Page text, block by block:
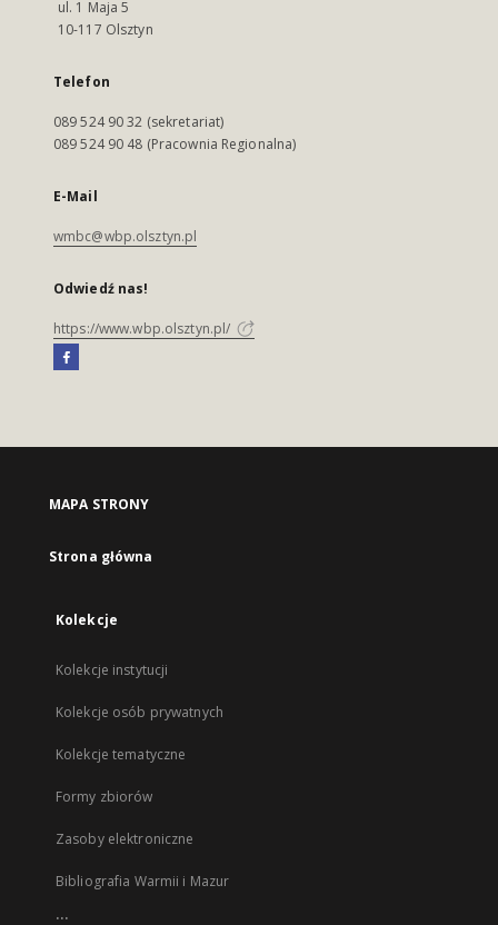
ul. 1 Maja 5
10-117 Olsztyn
Telefon
089 524 90 32 (sekretariat)
089 524 90 48 (Pracownia Regionalna)
E-Mail
wmbc@wbp.olsztyn.pl
Odwiedź nas!
https://www.wbp.olsztyn.pl/
MAPA STRONY
Strona główna
Kolekcje
Kolekcje instytucji
Kolekcje osób prywatnych
Kolekcje tematyczne
Formy zbiorów
Zasoby elektroniczne
Bibliografia Warmii i Mazur
...